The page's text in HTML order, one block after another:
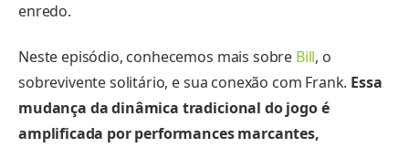
enredo.
Neste episódio, conhecemos mais sobre Bill, o
sobrevivente solitário, e sua conexão com Frank. Essa
mudança da dinâmica tradicional do jogo é
amplificada por performances marcantes,